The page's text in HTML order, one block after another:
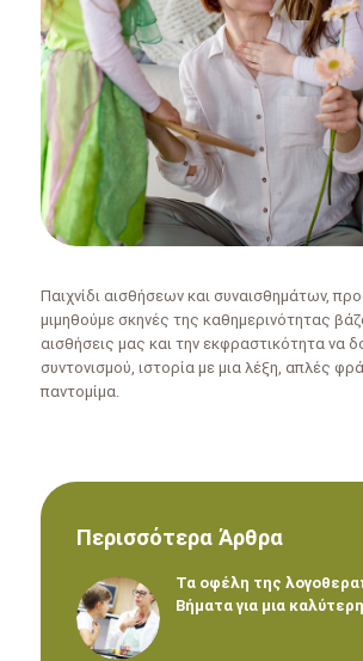
Παιχνίδι αισθήσεων και συναισθημάτων,
μιμηθούμε σκηνές της καθημερινότητας
αισθήσεις μας και την εκφραστικότητα να
συντονισμού, ιστορία με μια λέξη, απλές
παντομίμα.
Περισσότερα Άρθρα
Τα οφέλη της
Βήματα για μια